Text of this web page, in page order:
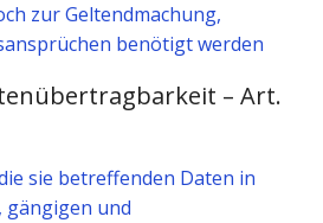
zur Geltendmachung,
benötigt werden
– Art.
sie betreffenden Daten in
und